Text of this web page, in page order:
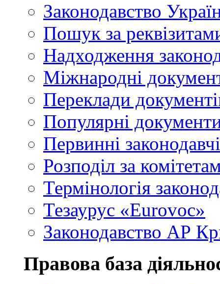
Законодавство
Пошук за
Надходження
Міжнародні
Переклади
Популярні
Первинні
Розподіл за
Термінологія
Тезаурус «Eurovoc»
Законодавство АР
Правова база